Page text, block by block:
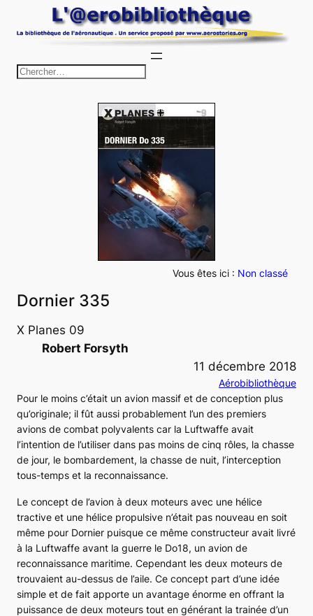
au
c
e
c
h
e
Vous êtes ici : Non classé
Dornier 335
X Planes 09
Robert Forsyth
11 décembre 2018
Aérobibliothèque
Pour le moins c’était un avion massif et de conception plus
qu’originale; il fût aussi probablement l’un des premiers
avions de combat polyvalents car la Luftwaffe avait
l’intention de l’utiliser dans pas moins de cinq rôles, la chasse
de jour, le bombardement, la chasse de nuit, l’interception
tous-temps et la reconnaissance.
Le concept de l’avion à deux moteurs avec une hélice
tractive et une hélice propulsive n’était pas nouveau en soit
même pour Dornier puisque ce même constructeur avait livré
à la Luftwaffe avant la guerre le Do18, un avion de
reconnaissance maritime. Cependant les deux moteurs de
trouvaient au-dessus de l’aile. Ce concept part d’une idée
simple et de fait apporte un avantage énorme en offrant la
puissance de deux moteurs tout en générant la trainée d’un